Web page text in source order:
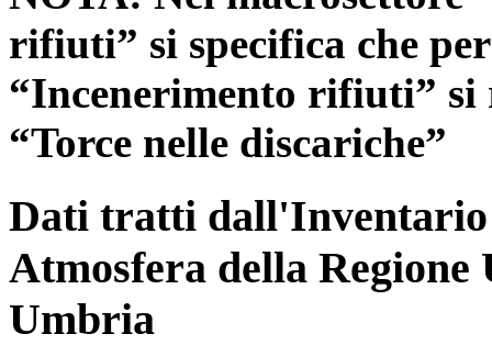
rifiuti” si specifica che
“Incenerimento rifiuti”
“Torce nelle discariche”
Dati tratti dall'Inventario
Atmosfera della
Umbria